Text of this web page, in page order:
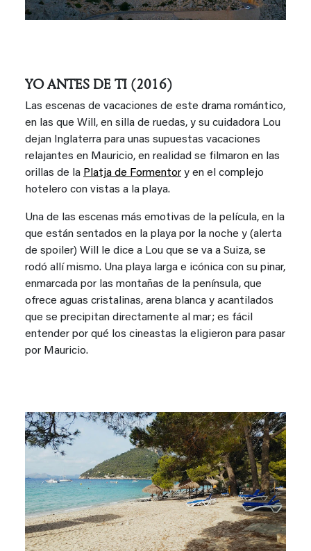
YO ANTES DE TI (2016)
Las escenas de vacaciones de este drama romántico,
en las que Will, en silla de ruedas, y su cuidadora Lou
dejan Inglaterra para unas supuestas vacaciones
relajantes en Mauricio, en realidad se filmaron en las
orillas de la Platja de Formentor y en el complejo
hotelero con vistas a la playa.
Una de las escenas más emotivas de la película, en la
que están sentados en la playa por la noche y (alerta
de spoiler) Will le dice a Lou que se va a Suiza, se
rodó allí mismo. Una playa larga e icónica con su pinar,
enmarcada por las montañas de la península, que
ofrece aguas cristalinas, arena blanca y acantilados
que se precipitan directamente al mar; es fácil
entender por qué los cineastas la eligieron para pasar
por Mauricio.